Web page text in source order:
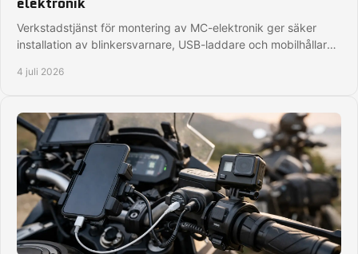
Verkstadstjänst för montering av MC-elektronik ger säker
installation av blinkersvarnare, USB-laddare och mobilhållare
4 juli 2026